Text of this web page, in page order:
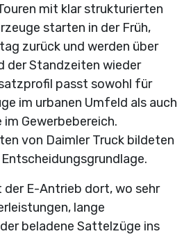
mit klar strukturierten
starten in der Früh,
zurück und werden über
der Standzeiten wieder
passt sowohl für
im urbanen Umfeld als auch
Gewerbebereich.
von Daimler Truck bildeten
der E-Antrieb dort, wo sehr
lange
beladene Sattelzüge ins